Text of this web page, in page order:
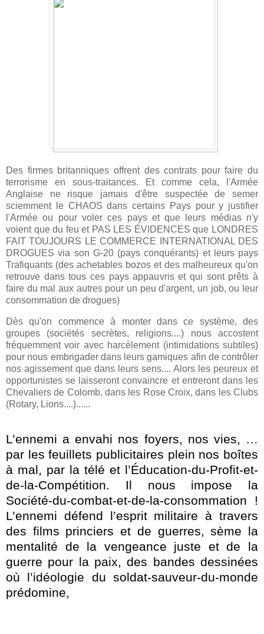
Des firmes britanniques offrent des contrats pour faire du
terrorisme en sous-traitances. Et comme cela, l'Armée
Anglaise ne risque jamais d'être suspectée de semer
sciemment le CHAOS dans certains Pays pour y justifier
l'Armée ou pour voler ces pays et que leurs médias n'y
voient que du feu et PAS LES ÉVIDENCES que LONDRES
FAIT TOUJOURS LE COMMERCE INTERNATIONAL DES
DROGUES via son G-20 (pays conquérants) et leurs pays
Trafiquants (des achetables bozos et des malheureux qu'on
retrouve dans tous ces pays appauvris et qui sont prêts à
faire du mal aux autres pour un peu d'argent, un job, ou leur
consommation de drogues)
Dès qu'on commence à monter dans ce système, des
groupes (sociétés secrètes, religions....) nous accostent
fréquemment voir avec harcèlement (intimidations subtiles)
pour nous embrigader dans leurs gamiques afin de contrôler
nos agissement que dans leurs sens.... Alors les peureux et
opportunistes se laisseront convaincre et entreront dans les
Chevaliers de Colomb, dans les Rose Croix, dans les Clubs
(Rotary, Lions....)......
L’ennemi a envahi nos foyers, nos vies, …
par les feuillets publicitaires plein nos boîtes
à mal, par la télé et l’Éducation-du-Profit-et-
de-la-Compétition. Il nous impose la
Société-du-combat-et-de-la-consommation !
L’ennemi défend l’esprit militaire à travers
des films princiers et de guerres, sème la
mentalité de la vengeance juste et de la
guerre pour la paix, des bandes dessinées
où l’idéologie du soldat-sauveur-du-monde
prédomine,